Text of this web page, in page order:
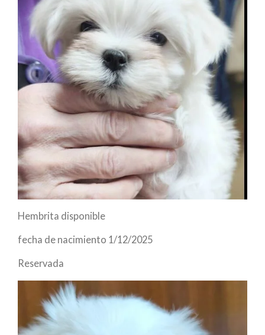
Hembrita disponible
fecha de nacimiento 1/12/2025
Reservada